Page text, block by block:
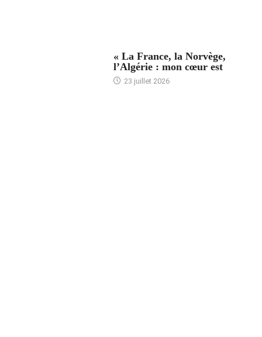
« La France, la Norvège,
l’Algérie : mon cœur est
23 juillet 2026